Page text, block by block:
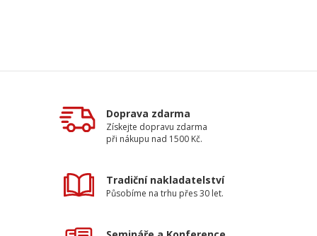
Doprava zdarma
Získejte dopravu zdarma
při nákupu nad 1500 Kč.
Tradiční nakladatelství
Působíme na trhu přes 30 let.